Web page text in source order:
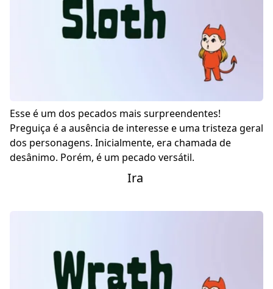
Esse é um dos pecados mais surpreendentes!
Preguiça é a ausência de interesse e uma tristeza geral
dos personagens. Inicialmente, era chamada de
desânimo. Porém, é um pecado versátil.
Ira